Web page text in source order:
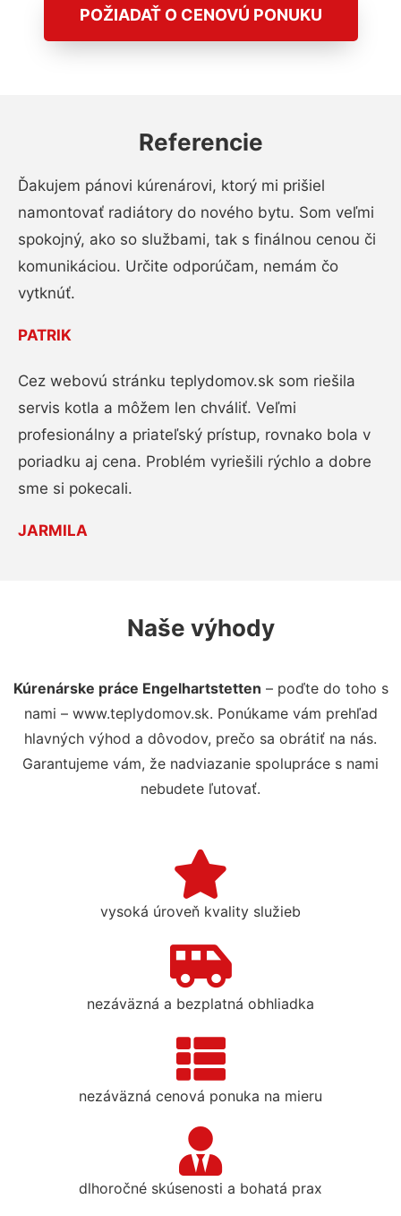
POŽIADAŤ O CENOVÚ PONUKU
Referencie
Ďakujem pánovi kúrenárovi, ktorý mi prišiel
namontovať radiátory do nového bytu. Som veľmi
spokojný, ako so službami, tak s finálnou cenou či
komunikáciou. Určite odporúčam, nemám čo
vytknúť.
PATRIK
Cez webovú stránku teplydomov.sk som riešila
servis kotla a môžem len chváliť. Veľmi
profesionálny a priateľský prístup, rovnako bola v
poriadku aj cena. Problém vyriešili rýchlo a dobre
sme si pokecali.
JARMILA
Naše výhody
Kúrenárske práce Engelhartstetten – poďte do toho s
nami – www.teplydomov.sk. Ponúkame vám prehľad
hlavných výhod a dôvodov, prečo sa obrátiť na nás.
Garantujeme vám, že nadviazanie spolupráce s nami
nebudete ľutovať.
vysoká úroveň kvality služieb
nezáväzná a bezplatná obhliadka
nezáväzná cenová ponuka na mieru
dlhoročné skúsenosti a bohatá prax